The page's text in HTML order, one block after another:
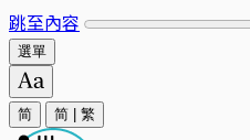
跳至內容
選單
简 简 繁